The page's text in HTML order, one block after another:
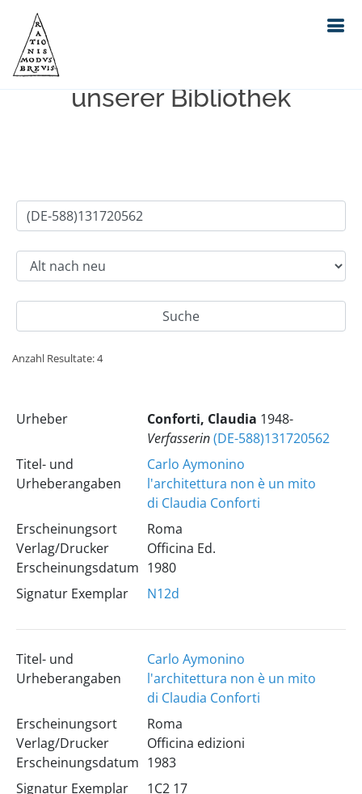
Einfache Suche im Bestand
unserer Bibliothek
Anzahl Resultate: 4
Urheber Conforti, Claudia 1948-
Verfasserin(DE-588)131720562
Titel- und
Urheberangaben
Carlo Aymonino
l'architettura non è un mito
di Claudia Conforti
Erscheinungsort
Verlag/Drucker
Erscheinungsdatum
Roma
Officina Ed.
1980
Signatur Exemplar
N12d
Titel- und
Urheberangaben
Carlo Aymonino
l'architettura non è un mito
di Claudia Conforti
Erscheinungsort
Verlag/Drucker
Erscheinungsdatum
Roma
Officina edizioni
1983
Signatur Exemplar
1C2 17